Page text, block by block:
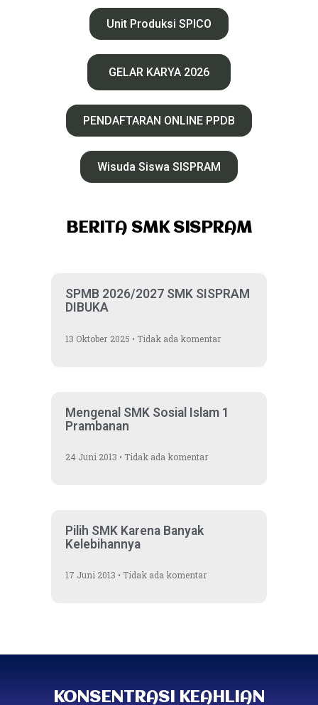
Unit Produksi SPICO
GELAR KARYA 2026
PENDAFTARAN ONLINE PPDB
Wisuda Siswa SISPRAM
BERITA SMK SISPRAM
SPMB 2026/2027 SMK SISPRAM
DIBUKA
13 Oktober 2025 Tidak ada komentar
Mengenal SMK Sosial Islam 1
Prambanan
24 Juni 2013 Tidak ada komentar
Pilih SMK Karena Banyak
Kelebihannya
17 Juni 2013 Tidak ada komentar
KONSENTRASI KEAHLIAN